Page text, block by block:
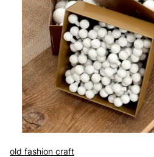
old fashion craft